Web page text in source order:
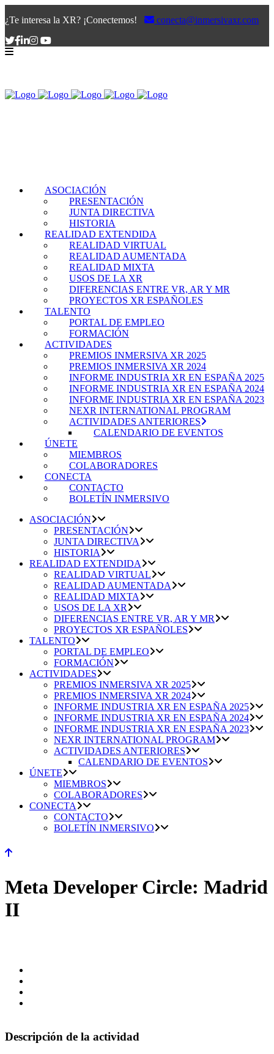
¿Te interesa la XR? ¡Conectemos! conecta@inmersivaxr.com
ASOCIACIÓN
PRESENTACIÓN
JUNTA DIRECTIVA
HISTORIA
REALIDAD EXTENDIDA
REALIDAD VIRTUAL
REALIDAD AUMENTADA
REALIDAD MIXTA
USOS DE LA XR
DIFERENCIAS ENTRE VR, AR Y MR
PROYECTOS XR ESPAÑOLES
TALENTO
PORTAL DE EMPLEO
FORMACIÓN
ACTIVIDADES
PREMIOS INMERSIVA XR 2025
PREMIOS INMERSIVA XR 2024
INFORME INDUSTRIA XR EN ESPAÑA 2025
INFORME INDUSTRIA XR EN ESPAÑA 2024
INFORME INDUSTRIA XR EN ESPAÑA 2023
NEXR INTERNATIONAL PROGRAM
ACTIVIDADES ANTERIORES
CALENDARIO DE EVENTOS
ÚNETE
MIEMBROS
COLABORADORES
CONECTA
CONTACTO
BOLETÍN INMERSIVO
ASOCIACIÓN
PRESENTACIÓN
JUNTA DIRECTIVA
HISTORIA
REALIDAD EXTENDIDA
REALIDAD VIRTUAL
REALIDAD AUMENTADA
REALIDAD MIXTA
USOS DE LA XR
DIFERENCIAS ENTRE VR, AR Y MR
PROYECTOS XR ESPAÑOLES
TALENTO
PORTAL DE EMPLEO
FORMACIÓN
ACTIVIDADES
PREMIOS INMERSIVA XR 2025
PREMIOS INMERSIVA XR 2024
INFORME INDUSTRIA XR EN ESPAÑA 2025
INFORME INDUSTRIA XR EN ESPAÑA 2024
INFORME INDUSTRIA XR EN ESPAÑA 2023
NEXR INTERNATIONAL PROGRAM
ACTIVIDADES ANTERIORES
CALENDARIO DE EVENTOS
ÚNETE
MIEMBROS
COLABORADORES
CONECTA
CONTACTO
BOLETÍN INMERSIVO
Meta Developer Circle: Madrid
II
Descripción de la actividad